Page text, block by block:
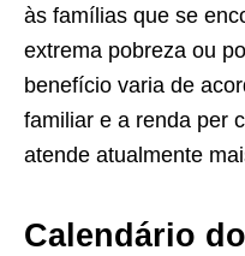
às famílias que se
extrema pobreza ou
benefício varia de
familiar e a renda per
atende atualmente
Calendário